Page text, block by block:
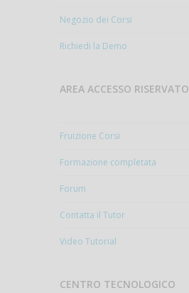
Negozio dei Corsi
Richiedi la Demo
AREA ACCESSO RISERVATO
Fruizione Corsi
Formazione completata
Forum
Contatta il Tutor
Video Tutorial
CENTRO TECNOLOGICO